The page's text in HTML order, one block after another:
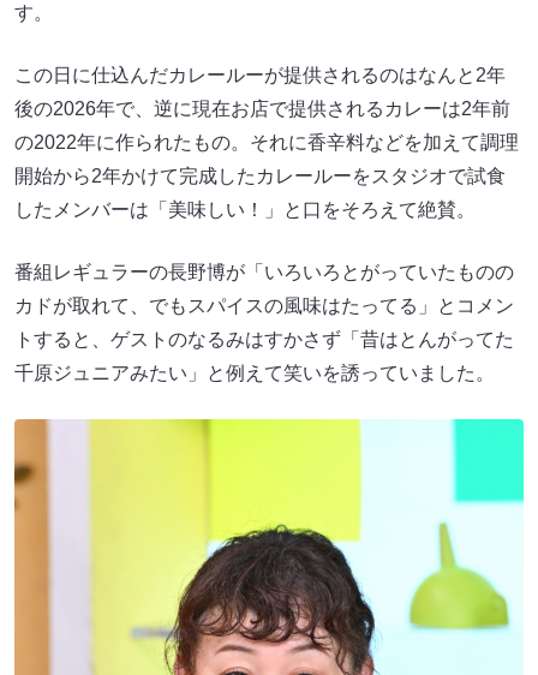
す。
この日に仕込んだカレールーが提供されるのはなんと2年
後の2026年で、逆に現在お店で提供されるカレーは2年前
の2022年に作られたもの。それに香辛料などを加えて調理
開始から2年かけて完成したカレールーをスタジオで試食
したメンバーは「美味しい！」と口をそろえて絶賛。
番組レギュラーの長野博が「いろいろとがっていたものの
カドが取れて、でもスパイスの風味はたってる」とコメン
トすると、ゲストのなるみはすかさず「昔はとんがってた
千原ジュニアみたい」と例えて笑いを誘っていました。